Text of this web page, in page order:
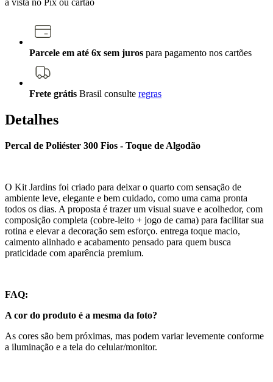
Parcele em até 6x sem juros para pagamento nos cartões
Frete grátis Brasil consulte regras
Detalhes
Percal de Poliéster 300 Fios - Toque de Algodão
O Kit Jardins foi criado para deixar o quarto com sensação de
ambiente leve, elegante e bem cuidado, como uma cama pronta
todos os dias. A proposta é trazer um visual suave e acolhedor, com
composição completa (cobre-leito + jogo de cama) para facilitar sua
rotina e elevar a decoração sem esforço. entrega toque macio,
caimento alinhado e acabamento pensado para quem busca
praticidade com aparência premium.
FAQ:
A cor do produto é a mesma da foto?
As cores são bem próximas, mas podem variar levemente conforme
a iluminação e a tela do celular/monitor.